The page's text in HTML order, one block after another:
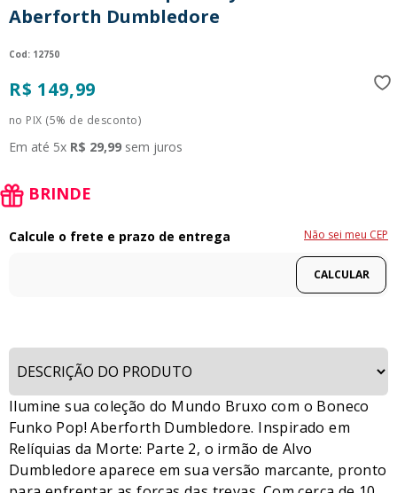
Aberforth Dumbledore
: 12750
R$ 149,99
no PIX (5% de desconto)
Em até 5x R$ 29,99 sem juros
BRINDE
Não sei meu CEP
Ilumine sua coleção do Mundo Bruxo com o Boneco
Funko Pop! Aberforth Dumbledore. Inspirado em
Relíquias da Morte: Parte 2, o irmão de Alvo
Dumbledore aparece em sua versão marcante, pronto
9º
guerreiras kpop